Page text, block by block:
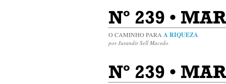
Nº 239 •
O CAMINHO PARA A RIQUEZA
por Jurandir Sell Macedo
Nº 239 •